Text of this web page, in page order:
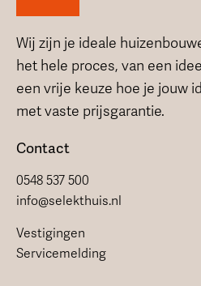
Wij zijn je ideale
het hele proces, van een
een vrije keuze hoe je jouw
met vaste prijsgarantie.
Contact
0548 537 500
info@selekthuis.nl
Vestigingen
Servicemelding